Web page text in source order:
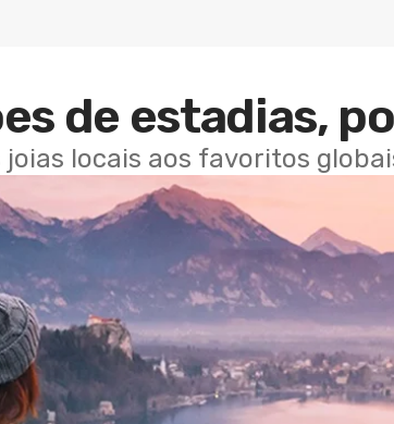
de estadias,
joias locais aos favoritos